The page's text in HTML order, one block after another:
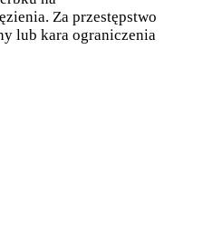
Za przestępstwo
lub kara ograniczenia